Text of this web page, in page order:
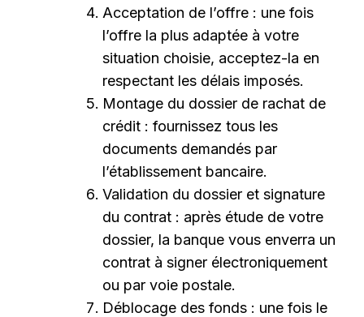
Acceptation de l’offre : une fois
l’offre la plus adaptée à votre
situation choisie, acceptez-la en
respectant les délais imposés.
Montage du dossier de rachat de
crédit : fournissez tous les
documents demandés par
l’établissement bancaire.
Validation du dossier et signature
du contrat : après étude de votre
dossier, la banque vous enverra un
contrat à signer électroniquement
ou par voie postale.
Déblocage des fonds : une fois le